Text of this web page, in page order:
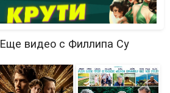
Еще видео с Филлипа Су